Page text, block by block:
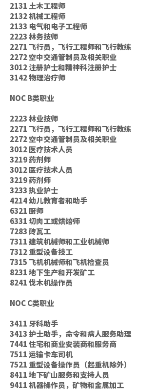
2131 土木工程师
2132 机械工程师
2133 电气和电子工程师
2223 林务技师
2271 飞行员，飞行工程师和飞行教练
2272 空中交通管制员及相关职业
3012 注册护士和精神科注册护士
3142 物理治疗师
NOC B类职业
2223 林业技师
2271 飞行员，飞行工程师和飞行教练
2272 空中交通管制员及相关职业
3012 医疗技术人员
3219 药剂师
3012 医疗技术人员
3219 药剂师
3233 执业护士
4214 幼儿教育者和助手
6321 厨师
6331 切肉工或烘焙师
7283 砖瓦工
7311 建筑机械师和工业机械师
7312 重型设备技工
7315 飞机机械师和飞机检查员
8231 地下生产和开发矿工
8241 伐木机操作员
NOC C类职业
3411 牙科助手
3413 护士助手，命令和病人服务助理
7441 住宅和商业安装商和服务商
7511 运输卡车司机
7521 重型设备操作员（起重机除外）
8411 地下矿山服务和支持人员
9411 机器操作员，矿物和金属加工